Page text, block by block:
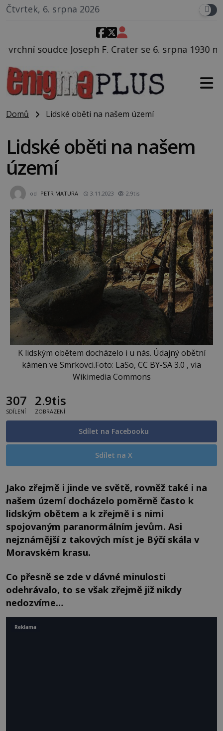
Čtvrtek, 6. srpna 2026
Crater se 6. srpna 1930 navečeří ve své
Domů Lidské oběti na našem území
Lidské oběti na našem
území
od PETR MATURA 3.11.2023 2.9tis
K lidským obětem docházelo i u nás. Údajný obětní
kámen ve Smrkovci.Foto: LaSo, CC BY-SA 3.0 , via
Wikimedia Commons
307
SDÍLENÍ
2.9tis
ZOBRAZENÍ
Sdílet na Facebooku
Sdílet na X
Jako zřejmě i jinde ve světě, rovněž také i na
našem území docházelo poměrně často k
lidským obětem a k zřejmě i s nimi
spojovaným paranormálním jevům. Asi
nejznámější z takových míst je Býčí skála v
Moravském krasu.
Co přesně se zde v dávné minulosti
odehrávalo, to se však zřejmě již nikdy
nedozvíme…
Reklama